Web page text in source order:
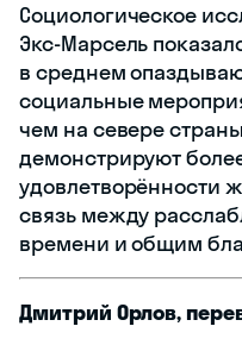
Социологическое
Экс-Марсель
в среднем
социальные
чем на севере
демонстрируют
удовлетворённости
связь между
времени и общим
Дмитрий Орлов,